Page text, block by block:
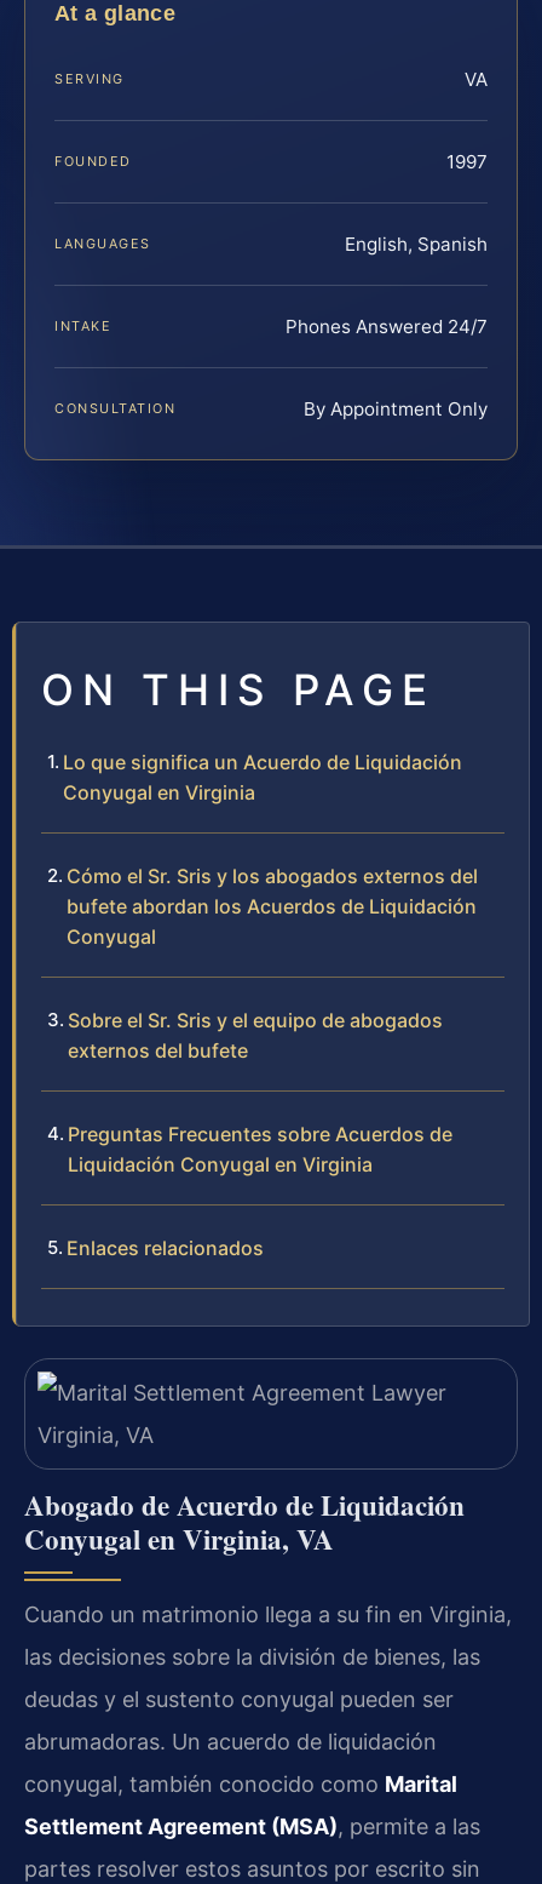
At a glance
SERVING VA
FOUNDED 1997
LANGUAGES English, Spanish
INTAKE Phones Answered 24/7
CONSULTATION By Appointment Only
ON THIS PAGE
Lo que significa un Acuerdo de Liquidación
Conyugal en Virginia
Cómo el Sr. Sris y los abogados externos del
bufete abordan los Acuerdos de Liquidación
Conyugal
Sobre el Sr. Sris y el equipo de abogados
externos del bufete
Preguntas Frecuentes sobre Acuerdos de
Liquidación Conyugal en Virginia
Enlaces relacionados
Abogado de Acuerdo de Liquidación
Conyugal en Virginia, VA
Cuando un matrimonio llega a su fin en Virginia,
las decisiones sobre la división de bienes, las
deudas y el sustento conyugal pueden ser
abrumadoras. Un acuerdo de liquidación
conyugal, también conocido como Marital
Settlement Agreement (MSA), permite a las
partes resolver estos asuntos por escrito sin